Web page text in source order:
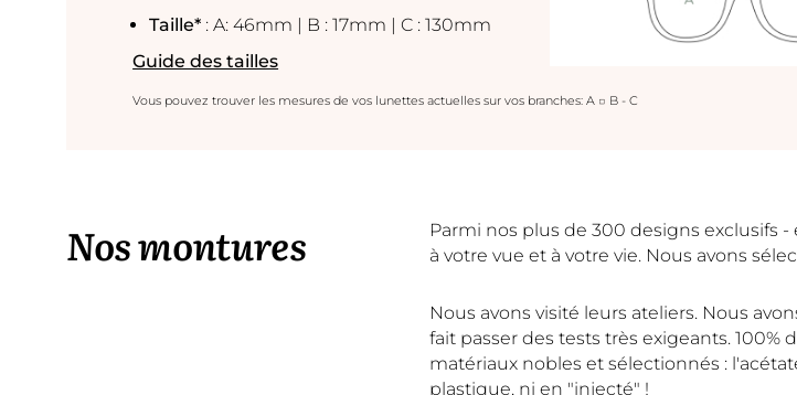
Taille* : A: 46mm | B : 17mm | C : 130mm
Guide des tailles
Vous pouvez trouver les mesures de vos lunettes actuelles sur vos branches: A □ B - C
Nos montures
Parmi nos plus de 300 designs exclusifs
à votre vue et à votre vie. Nous avons
Nous avons visité leurs ateliers. Nous
fait passer des tests très exigeants. 100%
matériaux nobles et sélectionnés :
plastique, ni en "injecté" !